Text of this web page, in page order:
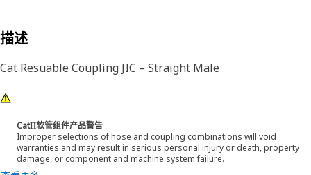
描述
Cat Resuable Coupling JIC – Straight Male
CatΠ软管组件产品警告
Improper selections of hose and coupling combinations will void
warranties and may result in serious personal injury or death, property
damage, or component and machine system failure.